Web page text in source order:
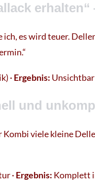
ich, es wird teuer.
· Ergebnis:
und
viele kleine
· Ergebnis: Komplett